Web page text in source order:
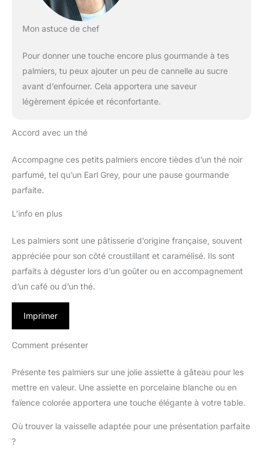
Mon astuce de chef
Pour donner une touche encore plus gourmande à tes
palmiers, tu peux ajouter un peu de cannelle au sucre
avant d’enfourner. Cela apportera une saveur
légèrement épicée et réconfortante.
Accord avec un thé
Accompagne ces petits palmiers encore tièdes d’un thé noir
parfumé, tel qu’un Earl Grey, pour une pause gourmande
parfaite.
L’info en plus
Les palmiers sont une pâtisserie d’origine française, souvent
appréciée pour son côté croustillant et caramélisé. Ils sont
parfaits à déguster lors d’un goûter ou en accompagnement
d’un café ou d’un thé.
Imprimer
Comment présenter
Présente tes palmiers sur une jolie assiette à gâteau pour les
mettre en valeur. Une assiette en porcelaine blanche ou en
faïence colorée apportera une touche élégante à votre table.
Où trouver la vaisselle adaptée pour une présentation parfaite
?